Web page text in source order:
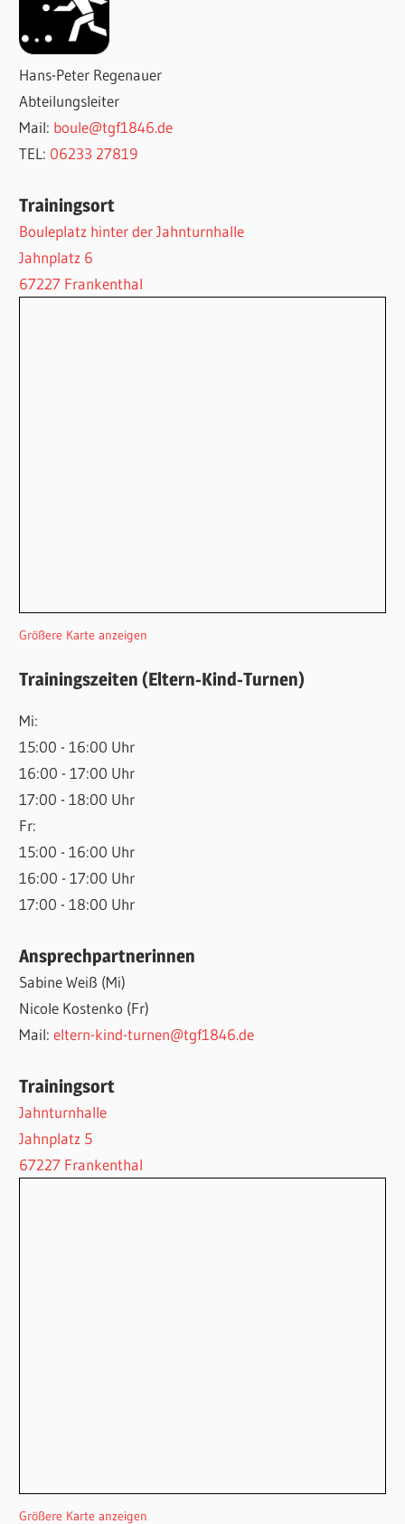
Hans-Peter Regenauer
Abteilungsleiter
Mail: boule@tgf1846.de
TEL: 06233 27819
Trainingsort
Bouleplatz hinter der Jahnturnhalle
Jahnplatz 6
67227 Frankenthal
Größere Karte anzeigen
Trainingszeiten (Eltern-Kind-Turnen)
Mi:
15:00 - 16:00 Uhr
16:00 - 17:00 Uhr
17:00 - 18:00 Uhr
Fr:
15:00 - 16:00 Uhr
16:00 - 17:00 Uhr
17:00 - 18:00 Uhr
Ansprechpartnerinnen
Sabine Weiß (Mi)
Nicole Kostenko (Fr)
Mail:eltern-kind-turnen@tgf1846.de
Trainingsort
Jahnturnhalle
Jahnplatz 5
67227 Frankenthal
Größere Karte anzeigen